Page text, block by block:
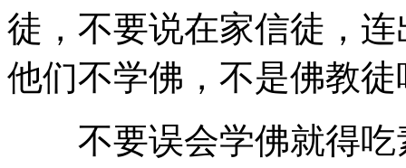
徒，不要说在家信徒，
他们不学佛，不是佛教徒
不要误会学佛就得吃